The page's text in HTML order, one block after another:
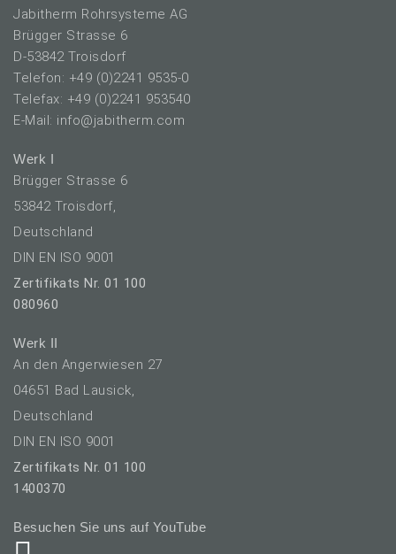
Jabitherm Rohrsysteme AG
Brügger Strasse 6
D-53842 Troisdorf
Telefon: +49 (0)2241 9535-0
Telefax: +49 (0)2241 953540
E-Mail: info@jabitherm.com
Werk I
Brügger Strasse 6
53842 Troisdorf,
Deutschland
DIN EN ISO 9001
Zertifikats Nr. 01 100
080960
Werk II
An den Angerwiesen 27
04651 Bad Lausick,
Deutschland
DIN EN ISO 9001
Zertifikats Nr. 01 100
1400370
Besuchen Sie uns auf YouTube